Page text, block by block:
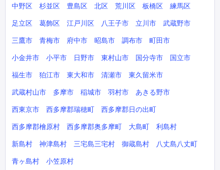
中野区 杉並区 豊島区 北区 荒川区 板橋区 練馬区
足立区 葛飾区 江戸川区 八王子市 立川市 武蔵野市
三鷹市 青梅市 府中市 昭島市 調布市 町田市
小金井市 小平市 日野市 東村山市 国分寺市 国立市
福生市 狛江市 東大和市 清瀬市 東久留米市
武蔵村山市 多摩市 稲城市 羽村市 あきる野市
西東京市 西多摩郡瑞穂町 西多摩郡日の出町
西多摩郡檜原村 西多摩郡奥多摩町 大島町 利島村
新島村 神津島村 三宅島三宅村 御蔵島村 八丈島八丈町
青ヶ島村 小笠原村